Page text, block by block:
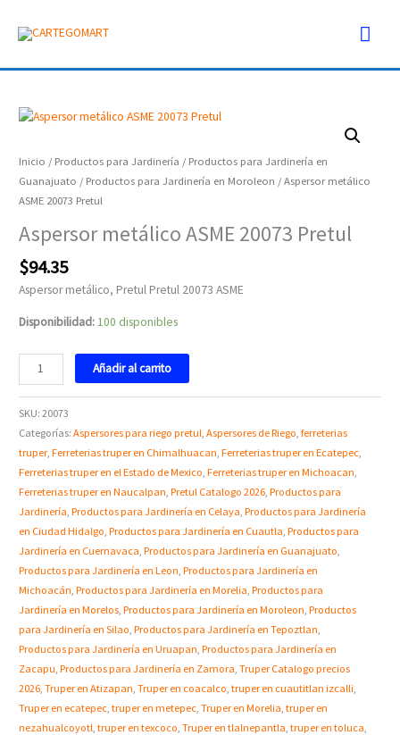
Inicio / Productos para Jardinería / Productos para Jardinería en
Guanajuato / Productos para Jardinería en Moroleon / Aspersor metálico
ASME 20073 Pretul
Aspersor metálico ASME 20073 Pretul
$94.35
Aspersor metálico, Pretul Pretul 20073 ASME
Disponibilidad:100 disponibles
Aspersor
ASME
20073
Pretul
Añadir al carrito
SKU:20073
Categorías:Aspersores para riego pretul ,Aspersores de Riego ,ferreterias
truper,Ferreterias truper en Chimalhuacan ,Ferreterias truper en Ecatepec
Ferreterias truper en el Estado de Mexico ,Ferreterias truper en Michoacan
Ferreterias truper en Naucalpan ,Pretul Catalogo 2026 ,Productos para
Jardinería ,Productos para Jardinería en Celaya ,Productos para Jardinería
en Ciudad Hidalgo ,Productos para Jardinería en Cuautla ,Productos para
Jardinería en Cuernavaca ,Productos para Jardinería en Guanajuato
Productos para Jardinería en Leon ,Productos para Jardinería en
Michoacán ,Productos para Jardinería en Morelia ,Productos para
Jardinería en Morelos ,Productos para Jardinería en Moroleon ,Productos
para Jardinería en Silao ,Productos para Jardinería en Tepoztlan
Productos para Jardinería en Uruapan ,Productos para Jardinería en
Zacapu ,Productos para Jardinería en Zamora ,Truper Catalogo precios
2026 ,Truper en Atizapan ,Truper en coacalco ,truper en cuautitlan izcalli
Truper en ecatepec ,truper en metepec ,Truper en Morelia ,truper en
nezahualcoyotl ,truper en texcoco ,Truper en tlalnepantla ,truper en toluca